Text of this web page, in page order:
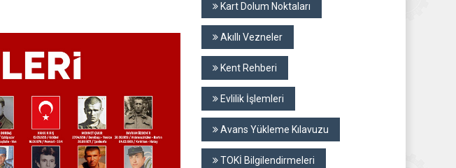
Kart Dolum Noktaları
Akıllı Vezneler
Kent Rehberi
Evlilik İşlemleri
Avans Yükleme Kılavuzu
TOKİ Bilgilendirmeleri